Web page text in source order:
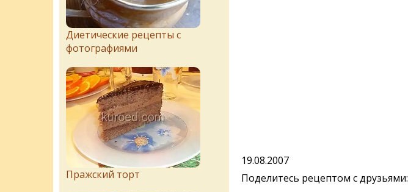
19.08.2007
Поделитесь рецептом с друзьями:
Диетические рецепты с
фотографиями
Пражский торт